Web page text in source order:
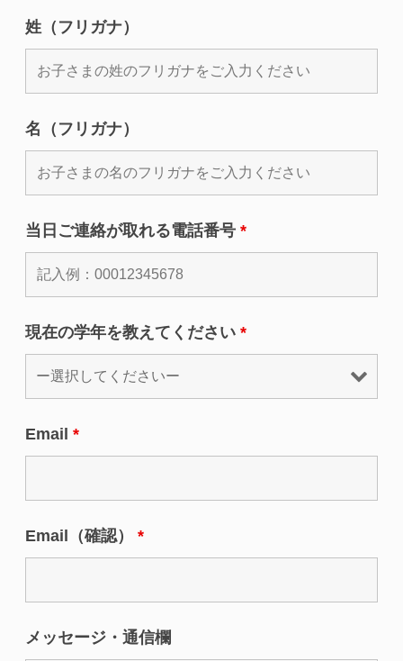
姓（フリガナ）
名（フリガナ）
当日ご連絡が取れる電話番号 *
現在の学年を教えてください *
Email *
Email（確認） *
メッセージ・通信欄